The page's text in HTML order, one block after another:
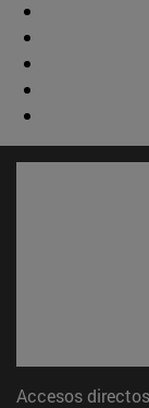
Accesos directos